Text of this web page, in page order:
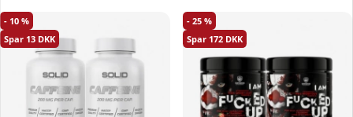
10
13
25
172